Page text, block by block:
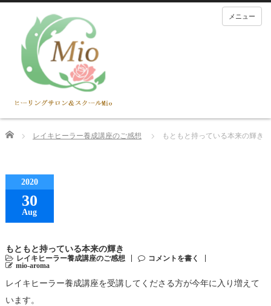
メニュー
Home レイキヒーラー養成講座のご感想 もともと持っている本来の輝き
2020
30
Aug
もともと持っている本来の輝き
レイキヒーラー養成講座のご感想
コメントを書く
mio-aroma
レイキヒーラー養成講座を受講してくださる方が今年に入り増えて
います。